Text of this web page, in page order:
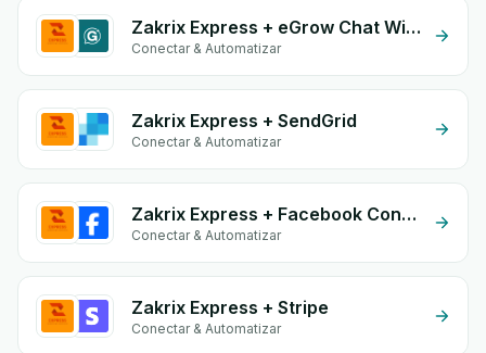
Zakrix Express + eGrow Chat Widget
Conectar & Automatizar
Zakrix Express + SendGrid
Conectar & Automatizar
Zakrix Express + Facebook Conversion API (CAPI)
Conectar & Automatizar
Zakrix Express + Stripe
Conectar & Automatizar